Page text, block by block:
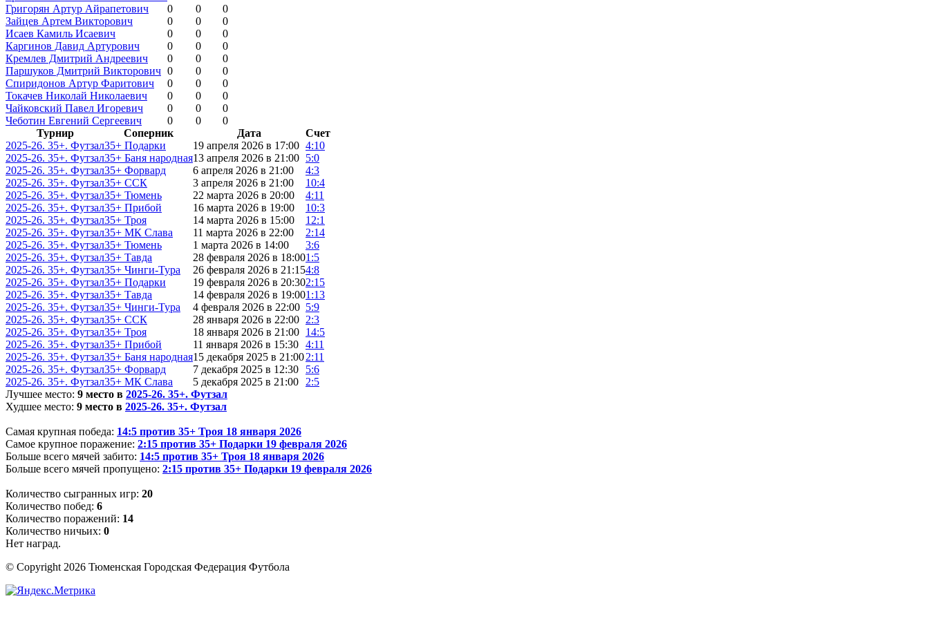
Григорян Артур Айрапетович
0 0
0
Зайцев Артем Викторович
0 0
0
Исаев Камиль Исаевич
0 0
0
Каргинов Давид Артурович
0 0
0
Кремлев Дмитрий Андреевич
0 0
0
Паршуков Дмитрий Викторович 0 0
0
Спиридонов Артур Фаритович
0 0
0
Токачев Николай Николаевич
0 0
0
Чайковский Павел Игоревич
0 0
0
Чеботин Евгений Сергеевич
0 0
0
Турнир
Соперник Дата
Счет
2025-26. 35+. Футзал35+ Подарки 19 апреля 2026 в 17:00 4:10
2025-26. 35+. Футзал35+ Баня народная13 апреля 2026 в 21:00 5:0
2025-26. 35+. Футзал35+ Форвард 6 апреля 2026 в 21:00
4:3
2025-26. 35+. Футзал35+ ССК 3 апреля 2026 в 21:00
10:4
2025-26. 35+. Футзал35+ Тюмень 22 марта 2026 в 20:00
4:11
2025-26. 35+. Футзал35+ Прибой 16 марта 2026 в 19:00
10:3
2025-26. 35+. Футзал35+ Троя 14 марта 2026 в 15:00
12:1
2025-26. 35+. Футзал35+ МК Слава 11 марта 2026 в 22:00
2:14
2025-26. 35+. Футзал35+ Тюмень 1 марта 2026 в 14:00
3:6
2025-26. 35+. Футзал35+ Тавда 28 февраля 2026 в 18:001:5
2025-26. 35+. Футзал35+ Чинги-Тура 26 февраля 2026 в 21:154:8
2025-26. 35+. Футзал35+ Подарки 19 февраля 2026 в 20:302:15
2025-26. 35+. Футзал35+ Тавда 14 февраля 2026 в 19:001:13
2025-26. 35+. Футзал35+ Чинги-Тура 4 февраля 2026 в 22:00 5:9
2025-26. 35+. Футзал35+ ССК 28 января 2026 в 22:00 2:3
2025-26. 35+. Футзал35+ Троя 18 января 2026 в 21:00 14:5
2025-26. 35+. Футзал35+ Прибой 11 января 2026 в 15:30 4:11
2025-26. 35+. Футзал35+ Баня народная15 декабря 2025 в 21:002:11
2025-26. 35+. Футзал35+ Форвард 7 декабря 2025 в 12:30
5:6
2025-26. 35+. Футзал35+ МК Слава 5 декабря 2025 в 21:00
2:5
Лучшее место: 9 место в 2025-26. 35+. Футзал
Худшее место: 9 место в 2025-26. 35+. Футзал
Самая крупная победа: 14:5 против 35+ Троя 18 января 2026
Самое крупное поражение: 2:15 против 35+ Подарки 19 февраля 2026
Больше всего мячей забито: 14:5 против 35+ Троя 18 января 2026
Больше всего мячей пропущено: 2:15 против 35+ Подарки 19 февраля 2026
Количество сыгранных игр: 20
Количество побед: 6
Количество поражений: 14
Количество ничьих: 0
Нет наград.
© Copyright 2026 Тюменская Городская Федерация Футбола